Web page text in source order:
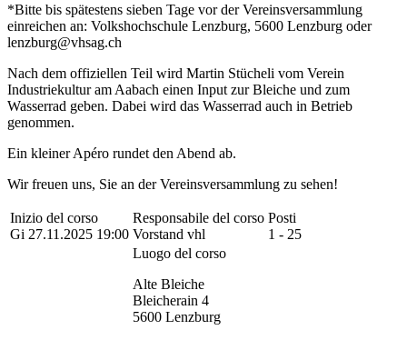
*Bitte bis spätestens sieben Tage vor der Vereinsversammlung
einreichen an: Volkshochschule Lenzburg, 5600 Lenzburg oder
lenzburg@vhsag.ch
Nach dem offiziellen Teil wird Martin Stücheli vom Verein
Industriekultur am Aabach einen Input zur Bleiche und zum
Wasserrad geben. Dabei wird das Wasserrad auch in Betrieb
genommen.
Ein kleiner Apéro rundet den Abend ab.
Wir freuen uns, Sie an der Vereinsversammlung zu sehen!
Inizio del corso
Gi 27.11.2025 19:00
Responsabile del corso
Vorstand vhl
Posti
1 - 25
Luogo del corso
Alte Bleiche
Bleicherain 4
5600 Lenzburg